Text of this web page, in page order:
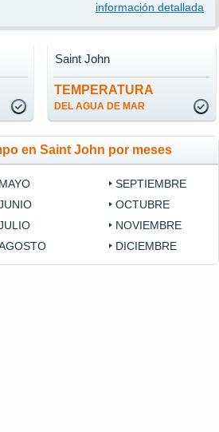
información detallada
TEMPERATURA
DEL AGUA DE MAR
Saint John
en Saint John por meses
MAYO
SEPTIEMBRE
OCTUBRE
NOVIEMBRE
DICIEMBRE